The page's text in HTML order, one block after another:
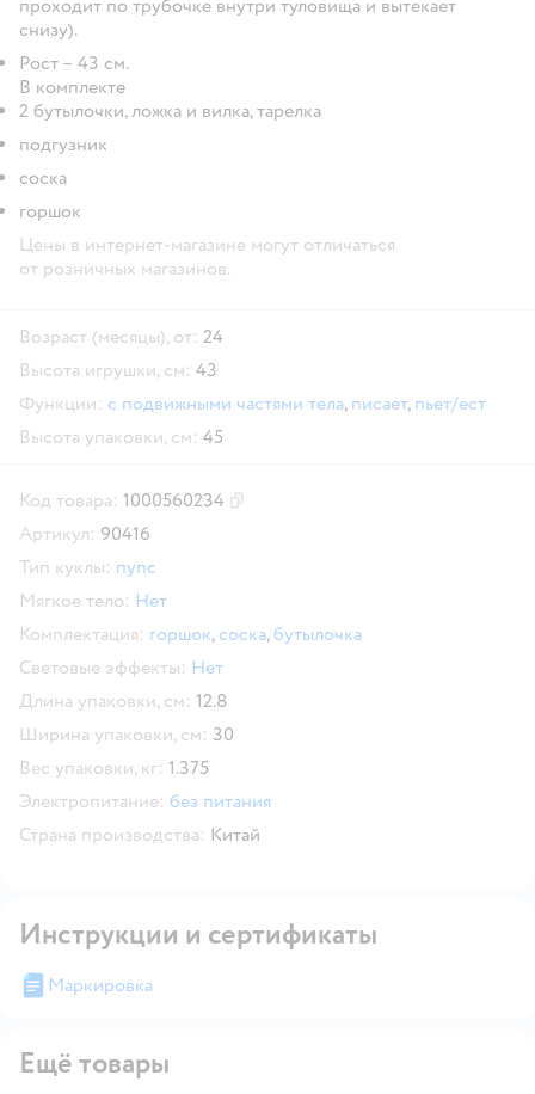
проходит по трубочке внутри туловища и вытекает
снизу).
Рост – 43 см.
В комплекте
2 бутылочки, ложка и вилка, тарелка
подгузник
соска
горшок
Цены в интернет-магазине могут отличаться
от розничных магазинов.
Возраст (месяцы), от: 24
Высота игрушки, см: 43
Функции: с подвижными частями тела, писает, пьет/ест
Высота упаковки, см: 45
Код товара: 1000560234
Артикул: 90416
Тип куклы: пупс
Мягкое тело: Нет
Комплектация: горшок, соска,бутылочка
Световые эффекты: Нет
Длина упаковки, см: 12.8
Ширина упаковки, см: 30
Вес упаковки, кг: 1.375
Электропитание: без питания
Страна производства: Китай
Инструкции и сертификаты
Маркировка
Ещё товары